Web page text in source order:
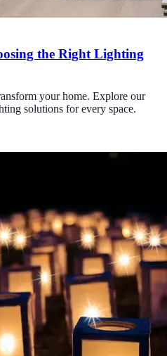
the Right Lighting
your home. Explore our
solutions for every space.